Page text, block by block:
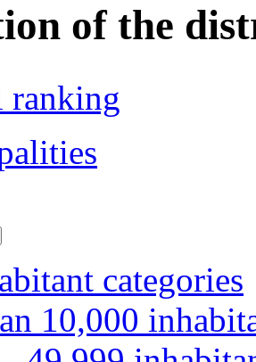
of the
ranking
categories
10,000